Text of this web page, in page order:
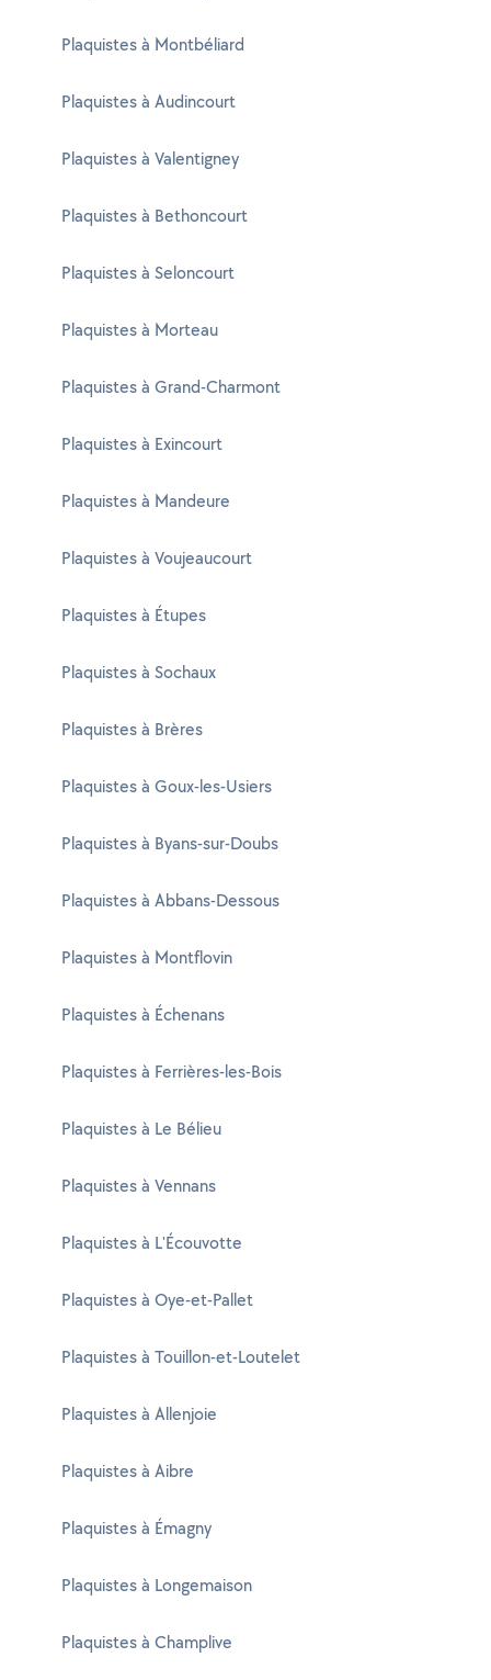
Plaquistes à Montbéliard
Plaquistes à Audincourt
Plaquistes à Valentigney
Plaquistes à Bethoncourt
Plaquistes à Seloncourt
Plaquistes à Morteau
Plaquistes à Grand-Charmont
Plaquistes à Exincourt
Plaquistes à Mandeure
Plaquistes à Voujeaucourt
Plaquistes à Étupes
Plaquistes à Sochaux
Plaquistes à Brères
Plaquistes à Goux-les-Usiers
Plaquistes à Byans-sur-Doubs
Plaquistes à Abbans-Dessous
Plaquistes à Montflovin
Plaquistes à Échenans
Plaquistes à Ferrières-les-Bois
Plaquistes à Le Bélieu
Plaquistes à Vennans
Plaquistes à L'Écouvotte
Plaquistes à Oye-et-Pallet
Plaquistes à Touillon-et-Loutelet
Plaquistes à Allenjoie
Plaquistes à Aibre
Plaquistes à Émagny
Plaquistes à Longemaison
Plaquistes à Champlive